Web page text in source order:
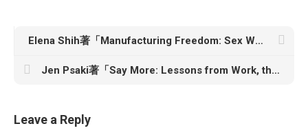
Elena Shih著「Manufacturing Freedom: Sex Work, Anti-Trafficking Rehab, and the Racial Wages of Rescue」
Jen Psaki著「Say More: Lessons from Work, the White House, and the World」
Leave a Reply